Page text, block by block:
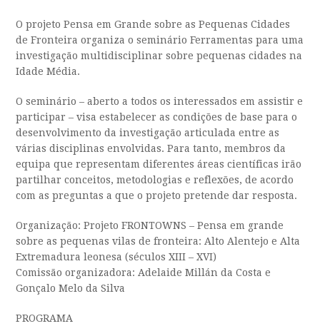
O projeto Pensa em Grande sobre as Pequenas Cidades
de Fronteira organiza o seminário Ferramentas para uma
investigação multidisciplinar sobre pequenas cidades na
Idade Média.
O seminário – aberto a todos os interessados em assistir e
participar – visa estabelecer as condições de base para o
desenvolvimento da investigação articulada entre as
várias disciplinas envolvidas. Para tanto, membros da
equipa que representam diferentes áreas científicas irão
partilhar conceitos, metodologias e reflexões, de acordo
com as preguntas a que o projeto pretende dar resposta.
Organização: Projeto FRONTOWNS – Pensa em grande
sobre as pequenas vilas de fronteira: Alto Alentejo e Alta
Extremadura leonesa (séculos XIII – XVI)
Comissão organizadora: Adelaide Millán da Costa e
Gonçalo Melo da Silva
PROGRAMA